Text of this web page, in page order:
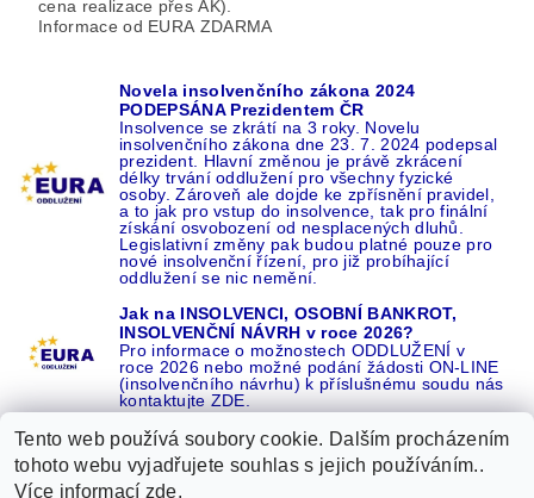
cena realizace přes AK).
Informace od EURA ZDARMA
Novela insolvenčního zákona 2024
PODEPSÁNA Prezidentem ČR
Insolvence se zkrátí na 3 roky. Novelu
insolvenčního zákona dne 23. 7. 2024 podepsal
prezident. Hlavní změnou je právě zkrácení
délky trvání oddlužení pro všechny fyzické
osoby. Zároveň ale dojde ke zpřísnění pravidel,
a to jak pro vstup do insolvence, tak pro finální
získání osvobození od nesplacených dluhů.
Legislativní změny pak budou platné pouze pro
nové insolvenční řízení, pro již probíhající
oddlužení se nic nemění.
Jak na INSOLVENCI, OSOBNÍ BANKROT,
INSOLVENČNÍ NÁVRH v roce 2026?
Pro informace o možnostech ODDLUŽENÍ v
roce 2026 nebo možné podání žádosti ON-LINE
(insolvenčního návrhu) k příslušnému soudu nás
kontaktujte ZDE.
Tento web používá soubory cookie. Dalším procházením
tohoto webu vyjadřujete souhlas s jejich používáním..
Více informací zde.